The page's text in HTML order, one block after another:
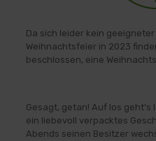
Da sich leider kein
Weihnachtsfeier in 2023
beschlossen, eine
Gesagt, getan! Auf los
ein liebevoll verpacktes
Abends seinen Besitzer